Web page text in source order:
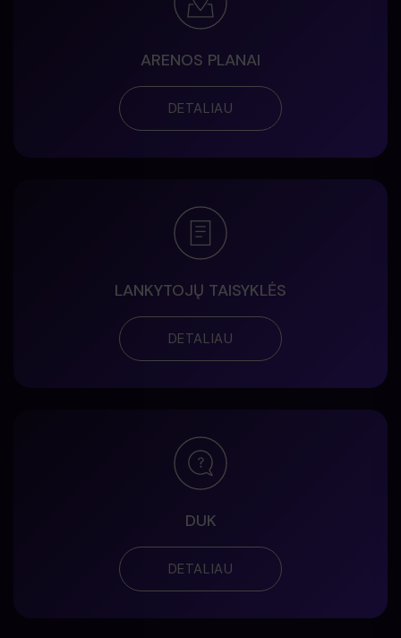
ARENOS PLANAI
DETALIAU
LANKYTOJŲ TAISYKLĖS
DETALIAU
DUK
DETALIAU